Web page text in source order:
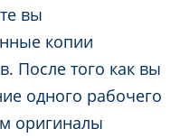
вы
копии
После того как вы
одного рабочего
оригиналы